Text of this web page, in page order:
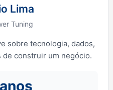
Lima
Tuning
sobre tecnologia, dados,
de construir um negócio.